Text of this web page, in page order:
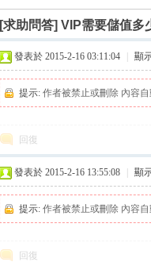
›
[求助問答] VIP需要儲值多
發表於 2015-2-16 03:11:04 顯
提示: 作者被禁止或刪除 內容
回復
發表於 2015-2-16 13:55:08 顯
提示: 作者被禁止或刪除 內容
回復